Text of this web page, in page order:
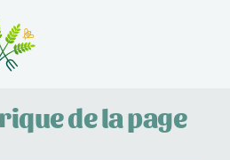
de la page